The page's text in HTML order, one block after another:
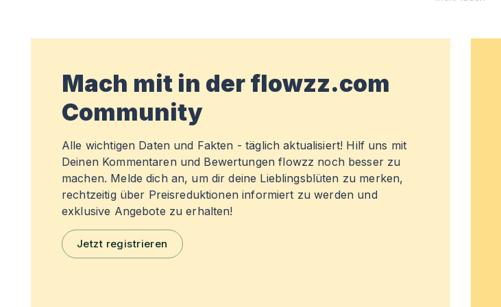
Mach mit in der flowzz.com
Community
Alle wichtigen Daten und Fakten - täglich aktualisiert! Hilf uns mit
Deinen Kommentaren und Bewertungen flowzz noch besser zu
machen. Melde dich an, um dir deine Lieblingsblüten zu merken,
rechtzeitig über Preisreduktionen informiert zu werden und
exklusive Angebote zu erhalten!
Jetzt registrieren